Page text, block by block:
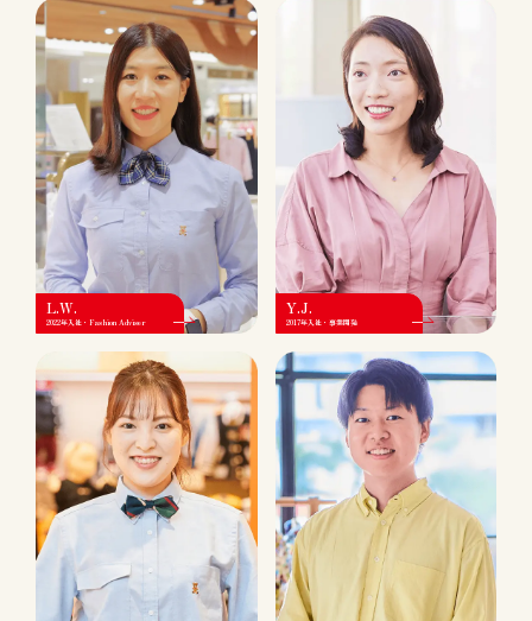
L.W.
2022年入社・Fashion Adviser
Y.J.
2017年入社・事業開発